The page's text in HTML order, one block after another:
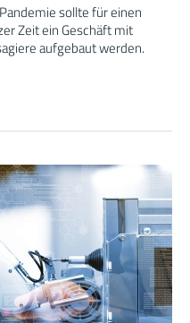
sollte für einen
Zeit ein Geschäft mit
aufgebaut werden.